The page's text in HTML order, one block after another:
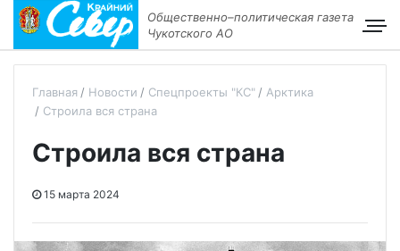
Общественно–политическая газета
Чукотского АО
Главная Новости Спецпроекты "КС"
Арктика
Строила вся страна
Строила вся страна
15 марта 2024